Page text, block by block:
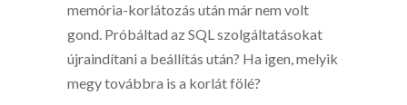
memória-korlátozás után már nem volt
gond. Próbáltad az SQL szolgáltatásokat
újraindítani a beállítás után? Ha igen, melyik
megy továbbra is a korlát fölé?